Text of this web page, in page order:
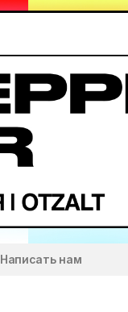
Написать нам